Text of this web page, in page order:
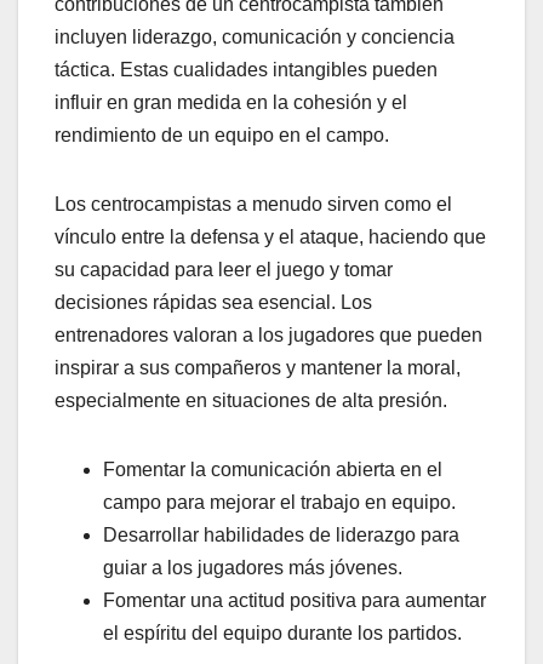
contribuciones de un centrocampista también
incluyen liderazgo, comunicación y conciencia
táctica. Estas cualidades intangibles pueden
influir en gran medida en la cohesión y el
rendimiento de un equipo en el campo.
Los centrocampistas a menudo sirven como el
vínculo entre la defensa y el ataque, haciendo que
su capacidad para leer el juego y tomar
decisiones rápidas sea esencial. Los
entrenadores valoran a los jugadores que pueden
inspirar a sus compañeros y mantener la moral,
especialmente en situaciones de alta presión.
Fomentar la comunicación abierta en el
campo para mejorar el trabajo en equipo.
Desarrollar habilidades de liderazgo para
guiar a los jugadores más jóvenes.
Fomentar una actitud positiva para aumentar
el espíritu del equipo durante los partidos.